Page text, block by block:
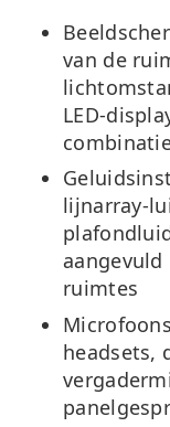
van de
LED-
lijnarray-
ruimtes
headsets,